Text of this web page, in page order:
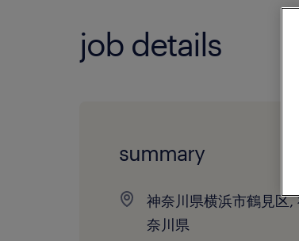
job details
summary
神奈川県横浜市鶴見区,
奈川県